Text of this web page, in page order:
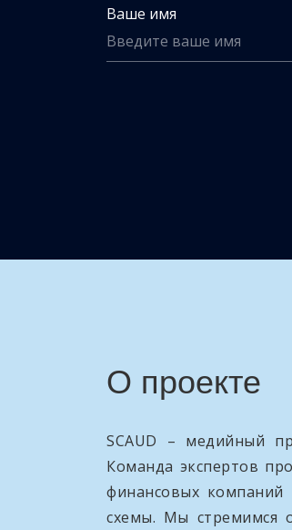
Ваше имя
О проекте
SCAUD – медийный
Команда экспертов
финансовых компаний
схемы. Мы стремимся